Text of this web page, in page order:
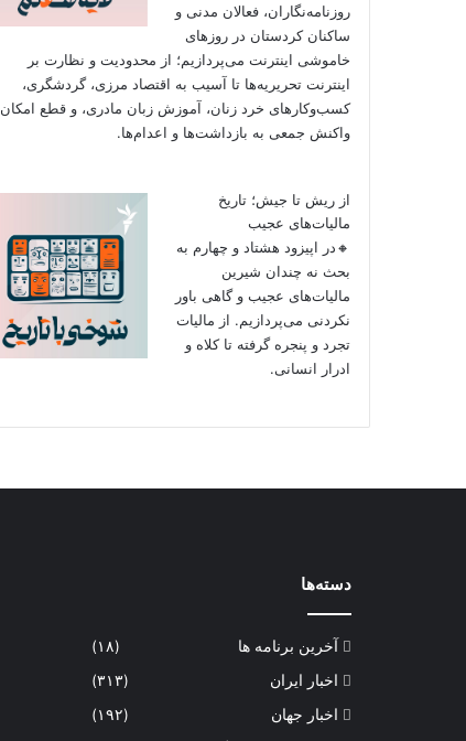
روزنامه‌نگاران، فعالان مدنی و
ساکنان کردستان در روزهای
خاموشی اینترنت می‌پردازیم؛ از محدودیت و نظارت بر
اینترنت تحریریه‌ها تا آسیب به اقتصاد مرزی، گردشگری،
کسب‌وکارهای خرد زنان، آموزش زبان مادری، و قطع امکان
واکنش جمعی به بازداشت‌ها و اعدام‌ها.
از ریش تا جیش؛ تاریخ
مالیات‌های عجیب
🔸در اپیزود هشتاد و چهارم به
بحث نه چندان شیرین
مالیات‌های عجیب و گاهی باور
نکردنی‌ می‌پردازیم. از مالیات
تجرد و پنجره گرفته تا کلاه و
ادرار انسانی.
دسته‌ها
آخرین برنامه ها
(۱۸)
اخبار ایران
(۳۱۳)
اخبار جهان
(۱۹۲)